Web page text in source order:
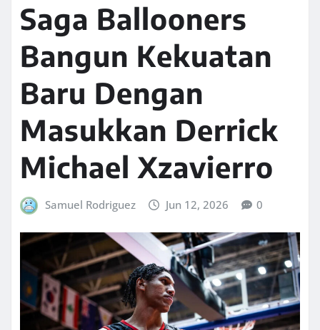
Saga Ballooners
Bangun Kekuatan
Baru Dengan
Masukkan Derrick
Michael Xzavierro
Samuel Rodriguez Jun 12, 2026 0